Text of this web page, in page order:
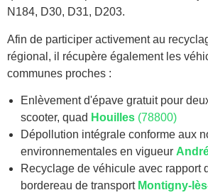
N184, D30, D31, D203.
Afin de participer activement au
régional, il récupère également les
communes proches :
Enlèvement d'épave gratuit pour
scooter, quad Houilles (78800)
Dépollution intégrale conforme aux
environnementales en vigueur
Recyclage de véhicule avec rapport
bordereau de transport Montigny-